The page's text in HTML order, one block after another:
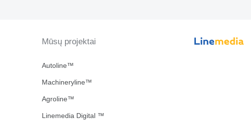
Mūsų projektai
Autoline™
Machineryline™
Agroline™
Linemedia Digital ™